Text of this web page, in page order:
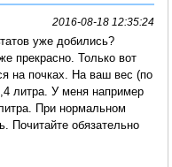
2016-08-18 12:35:24
уже добились?
прекрасно. Только вот
на почках. На ваш вес (по
литра. У меня например
При нормальном
Почитайте обязательно